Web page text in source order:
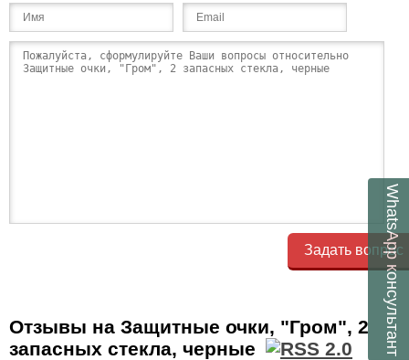
Задать вопрос
Отзывы на Защитные очки, "Гром", 2
запасных стекла, черные
WhatsApp
консультант